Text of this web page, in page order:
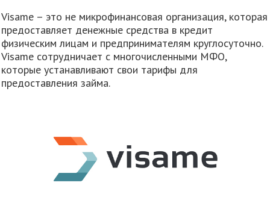
Visame – это не микрофинансовая организация, которая
предоставляет денежные средства в кредит
физическим лицам и предпринимателям круглосуточно.
Visame сотрудничает с многочисленными МФО,
которые устанавливают свои тарифы для
предоставления займа.